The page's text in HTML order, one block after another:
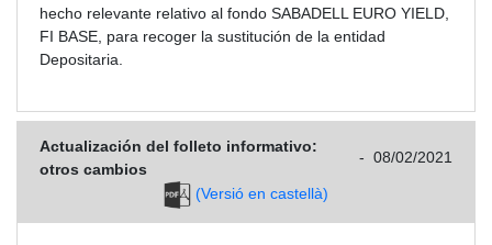
hecho relevante relativo al fondo SABADELL EURO YIELD,
FI BASE, para recoger la sustitución de la entidad
Depositaria.
Actualización del folleto informativo:
otros cambios
- 08/02/2021
(Versió en castellà)